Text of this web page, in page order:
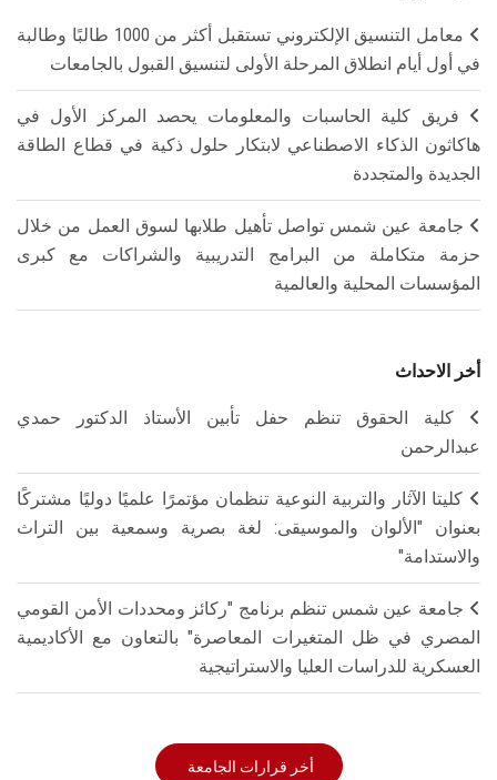
معامل التنسيق الإلكتروني تستقبل أكثر من 1000 طالبًا وطالبة
في أول أيام انطلاق المرحلة الأولى لتنسيق القبول بالجامعات
فريق كلية الحاسبات والمعلومات يحصد المركز الأول في
هاكاثون الذكاء الاصطناعي لابتكار حلول ذكية في قطاع الطاقة
الجديدة والمتجددة
جامعة عين شمس تواصل تأهيل طلابها لسوق العمل من خلال
حزمة متكاملة من البرامج التدريبية والشراكات مع كبرى
المؤسسات المحلية والعالمية
أخر الاحداث
كلية الحقوق تنظم حفل تأبين الأستاذ الدكتور حمدي
عبدالرحمن
كليتا الآثار والتربية النوعية تنظمان مؤتمرًا علميًا دوليًا مشتركًا
بعنوان "الألوان والموسيقى: لغة بصرية وسمعية بين التراث
والاستدامة"
جامعة عين شمس تنظم برنامج "ركائز ومحددات الأمن القومي
المصري في ظل المتغيرات المعاصرة" بالتعاون مع الأكاديمية
العسكرية للدراسات العليا والاستراتيجية
أخر قرارات الجامعة